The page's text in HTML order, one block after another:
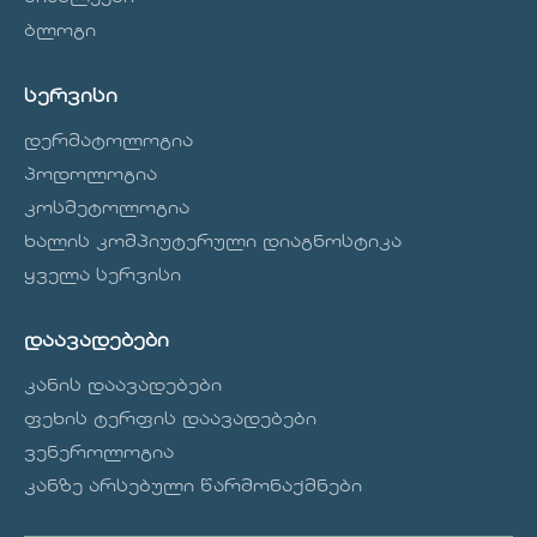
ბლოგი
სერვისი
დერმატოლოგია
პოდოლოგია
კოსმეტოლოგია
ხალის კომპიუტერული დიაგნოსტიკა
ყველა სერვისი
დაავადებები
კანის დაავადებები
ფეხის ტერფის დაავადებები
ვენეროლოგია
კანზე არსებული წარმონაქმნები